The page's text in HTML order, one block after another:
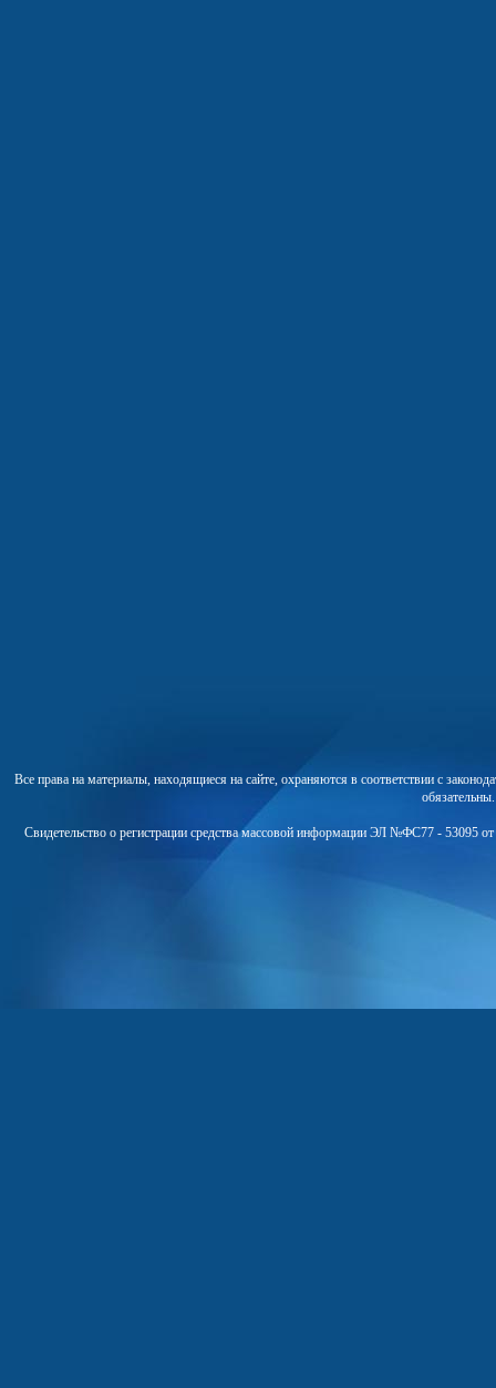
Все права на материалы, находящиеся на сайте, охраняются в соответствии с
Свидетельство о регистрации средства массовой информации ЭЛ №ФС77 - 53095